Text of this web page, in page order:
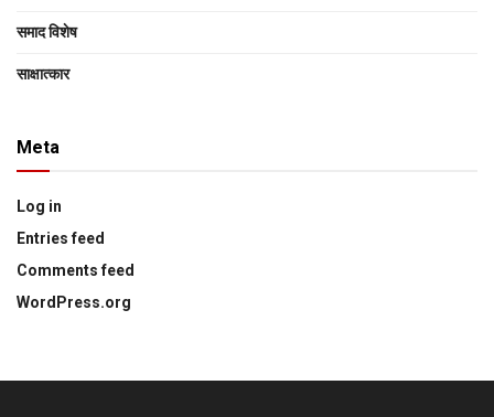
समाद विशेष
साक्षात्‍कार
Meta
Log in
Entries feed
Comments feed
WordPress.org